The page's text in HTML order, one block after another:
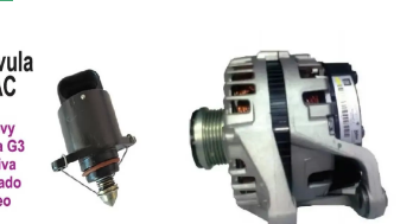
Autopartes Eléctricas Avaluos
Bancos